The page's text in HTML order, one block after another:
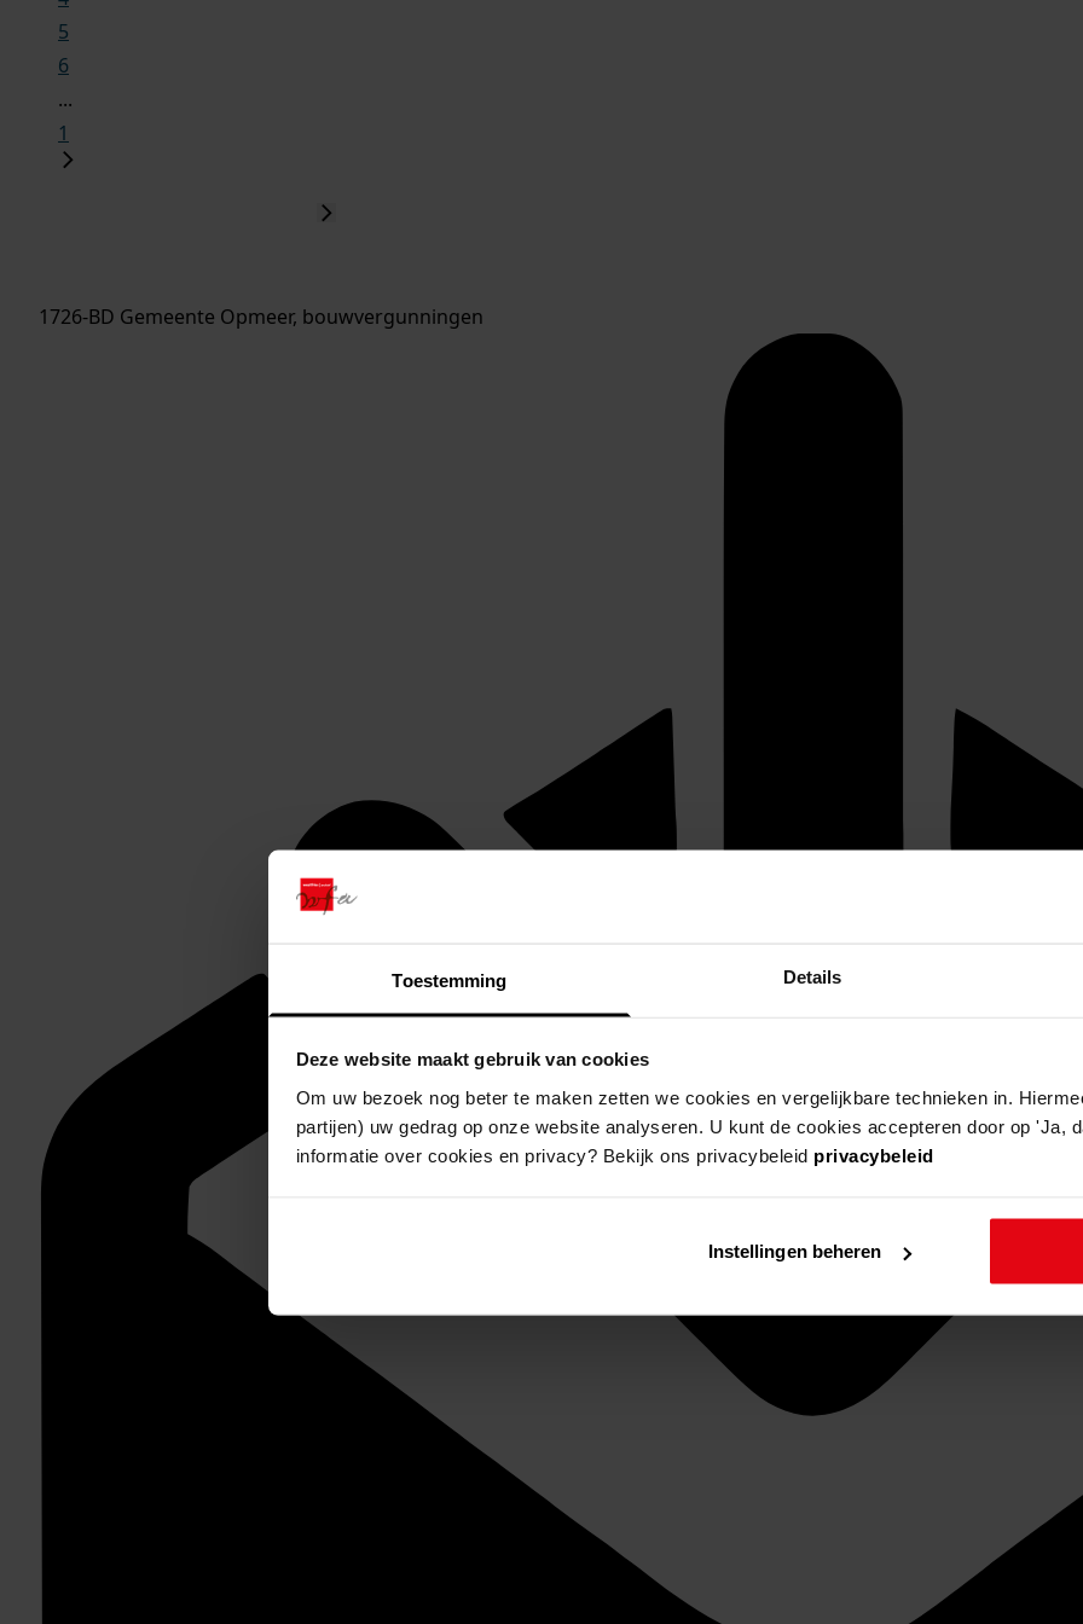
Toestemming Details
Deze website maakt gebruik van cookies
Om uw bezoek nog beter te maken zetten we cookies en vergelijkbare technieken in.
partijen) uw gedrag op onze website analyseren. U kunt de cookies accepteren door op 'Ja,
informatie over cookies en privacy? Bekijk ons privacybeleid privacybeleid
Instellingen beheren
5
6
...
1
1726-BD Gemeente Opmeer, bouwvergunningen